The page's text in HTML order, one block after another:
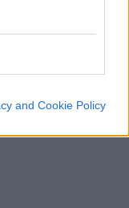
and Cookie Policy